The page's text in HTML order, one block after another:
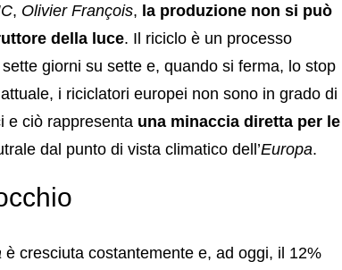
, Olivier François, la produzione non si può
della luce. Il riciclo è un processo
giorni su sette e, quando si ferma, lo stop
i riciclatori europei non sono in grado di
e ciò rappresenta una minaccia diretta per le
dal punto di vista climatico dell’Europa.
è cresciuta costantemente e, ad oggi, il 12%